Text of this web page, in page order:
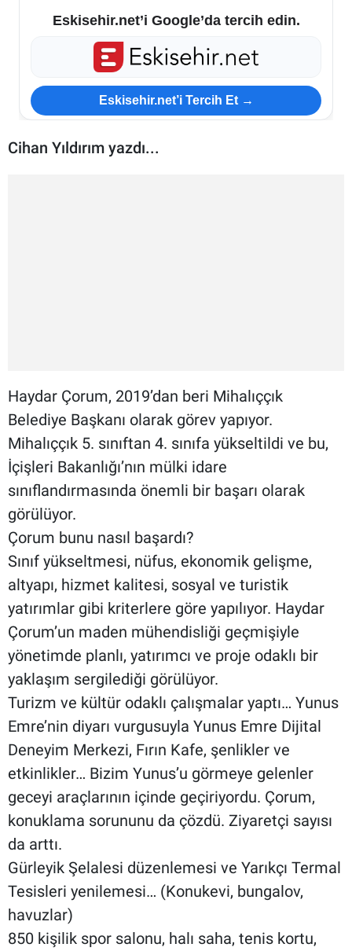
Eskisehir.net’i Google’da tercih edin.
Eskisehir.net’i Tercih Et →
Cihan Yıldırım yazdı...
Haydar Çorum, 2019’dan beri Mihalıççık
Belediye Başkanı olarak görev yapıyor.
Mihalıççık 5. sınıftan 4. sınıfa yükseltildi ve bu,
İçişleri Bakanlığı’nın mülki idare
sınıflandırmasında önemli bir başarı olarak
görülüyor.
Çorum bunu nasıl başardı?
Sınıf yükseltmesi, nüfus, ekonomik gelişme,
altyapı, hizmet kalitesi, sosyal ve turistik
yatırımlar gibi kriterlere göre yapılıyor. Haydar
Çorum’un maden mühendisliği geçmişiyle
yönetimde planlı, yatırımcı ve proje odaklı bir
yaklaşım sergilediği görülüyor.
Turizm ve kültür odaklı çalışmalar yaptı… Yunus
Emre’nin diyarı vurgusuyla Yunus Emre Dijital
Deneyim Merkezi, Fırın Kafe, şenlikler ve
etkinlikler… Bizim Yunus’u görmeye gelenler
geceyi araçlarının içinde geçiriyordu. Çorum,
konuklama sorununu da çözdü. Ziyaretçi sayısı
da arttı.
Gürleyik Şelalesi düzenlemesi ve Yarıkçı Termal
Tesisleri yenilemesi… (Konukevi, bungalov,
havuzlar)
850 kişilik spor salonu, halı saha, tenis kortu,
ESKİŞEHİR NÖBETÇİ ECZANELER
Eskişehir Haber İçerikleri
Eskişehir Hava Durumu
Eskişehir Tramvay Saatleri